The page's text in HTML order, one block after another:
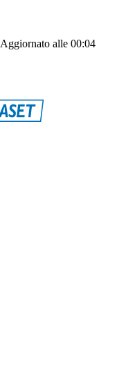
Aggiornato alle 00:04